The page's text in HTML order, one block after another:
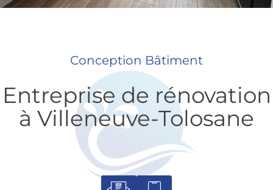
Conception Bâtiment
Entreprise de rénovation
à Villeneuve-Tolosane